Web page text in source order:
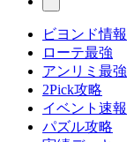
ビヨンド情報
ローテ最強
アンリミ最強
2Pick攻略
イベント速報
パズル攻略